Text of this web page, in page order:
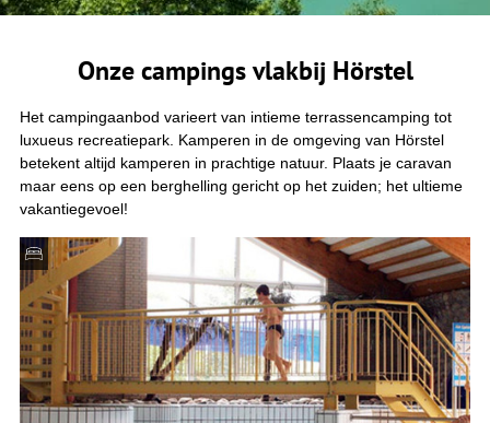
Onze campings vlakbij Hörstel
Het campingaanbod varieert van intieme terrassencamping tot
luxueus recreatiepark. Kamperen in de omgeving van Hörstel
betekent altijd kamperen in prachtige natuur. Plaats je caravan
maar eens op een berghelling gericht op het zuiden; het ultieme
vakantiegevoel!